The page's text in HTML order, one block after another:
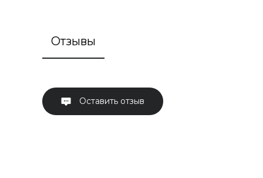
Отзывы
Оставить отзыв